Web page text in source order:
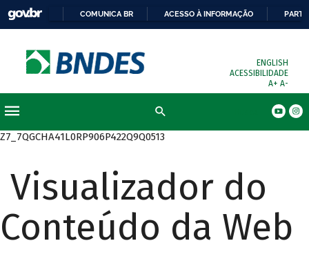
COMUNICA BR ACESSO À INFORMAÇÃO
ENGLISH
ACESSIBILIDADE
A+ A-
Z7_7QGCHA41L0RP906P422Q9Q0513
Visualizador do
Conteúdo da Web